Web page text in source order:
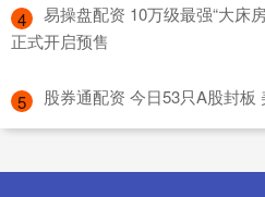
4
易操盘配资 10万级最强“大床
正式开启预售
5 股券通配资 今日53只A股封板